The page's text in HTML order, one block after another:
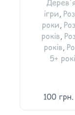
ігри,
роки,
років,
років,
5+
100 грн.